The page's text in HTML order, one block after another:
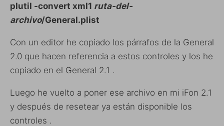
plutil -convert xml1 ruta-del-
archivo/General.plist
Con un editor he copiado los párrafos de la General
2.0 que hacen referencia a estos controles y los he
copiado en el General 2.1 .
Luego he vuelto a poner ese archivo en mi iFon 2.1
y después de resetear ya están disponible los
controles .